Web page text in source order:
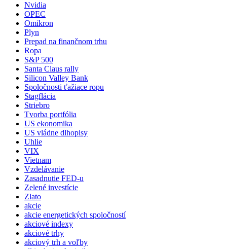
Nvidia
OPEC
Omikron
Plyn
Prepad na finančnom trhu
Ropa
S&P 500
Santa Claus rally
Silicon Valley Bank
Spoločnosti ťažiace ropu
Stagflácia
Striebro
Tvorba portfólia
US ekonomika
US vládne dlhopisy
Uhlie
VIX
Vietnam
Vzdelávanie
Zasadnutie FED-u
Zelené investície
Zlato
akcie
akcie energetických spoločností
akciové indexy
akciové trhy
akciový trh a voľby